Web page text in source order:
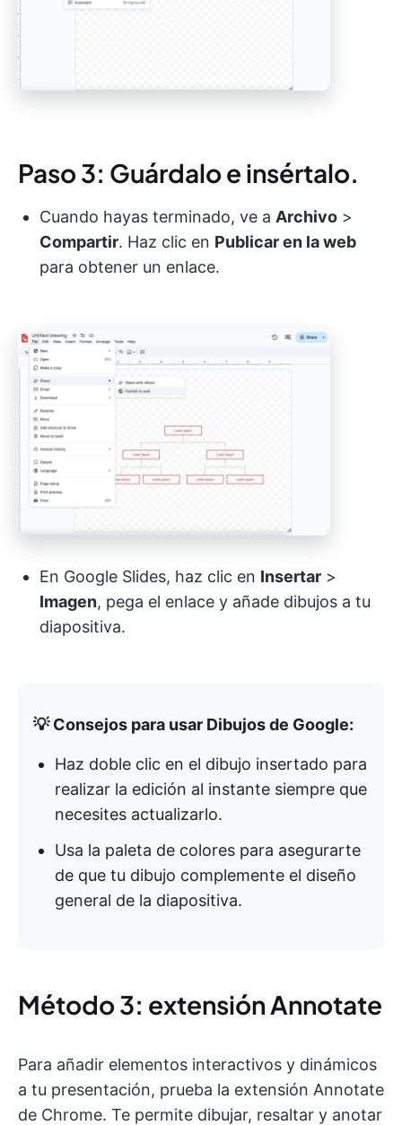
Paso 3: Guárdalo e insértalo.
Cuando hayas terminado, ve a Archivo >
Compartir. Haz clic en Publicar en la web
para obtener un enlace.
En Google Slides, haz clic en Insertar >
Imagen, pega el enlace y añade dibujos a tu
diapositiva.
💡 Consejos para usar Dibujos de Google:
Haz doble clic en el dibujo insertado para
realizar la edición al instante siempre que
necesites actualizarlo.
Usa la paleta de colores para asegurarte
de que tu dibujo complemente el diseño
general de la diapositiva.
Método 3: extensión Annotate
Para añadir elementos interactivos y dinámicos
a tu presentación, prueba la extensión Annotate
de Chrome. Te permite dibujar, resaltar y anotar